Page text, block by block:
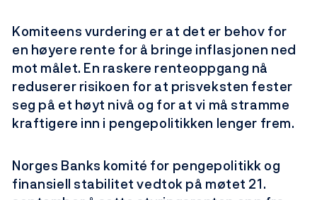
Komiteens vurdering er at det er behov for
en høyere rente for å bringe inflasjonen ned
mot målet. En raskere renteoppgang nå
reduserer risikoen for at prisveksten fester
seg på et høyt nivå og for at vi må stramme
kraftigere inn i pengepolitikken lenger frem.
Norges Banks komité for pengepolitikk og
finansiell stabilitet vedtok på møtet 21.